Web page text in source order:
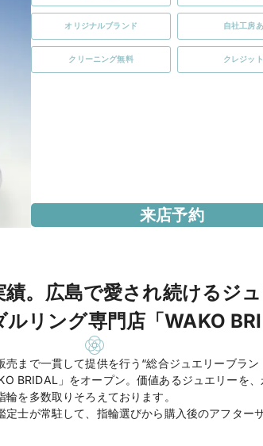
オリジナルブランド 自社工房
クリーニング無料 クレジッ
来店予約
。広島で愛され続けるジ
リング専門店「WAKO
まで一貫して提供を行う“総合ジュエリーブラン
BRIDAL」をオープン。価値あるジュエリーを
を多数取りそろえております。
士が常駐して、指輪選びから購入後のアフター